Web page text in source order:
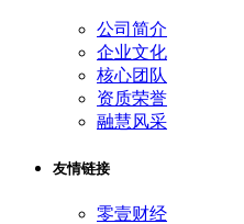
公司简介
企业文化
核心团队
资质荣誉
融慧风采
友情链接
零壹财经